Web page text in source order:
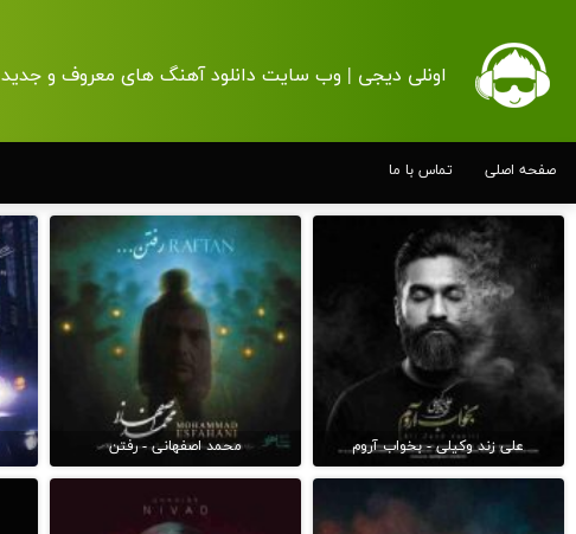
اونلی دیجی | وب سایت دانلود آهنگ های معروف و جدید
صفحه اصلی تماس با ما
علی زند وکیلی - بخواب آروم محمد اصفهانی - رفتن